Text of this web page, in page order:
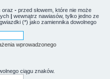
oraz - przed słowem, które nie może
| wewnątrz nawiasów, tylko jedno ze
(*) jako zamiennika dowolnego
wprowadzonego
ciągu znaków.